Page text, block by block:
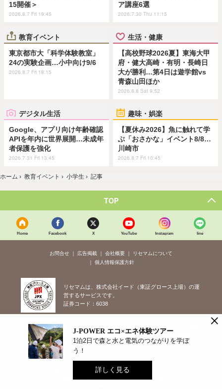
15開催＞
2026.8.7 Fri 19:45
ア講座6選
2026.7.30 Thu 11:15
教育イベント
東京都市大「科学体験教室」
24の実験企画…小中向け9/6
2026.8.7 Fri 18:15
生活・健康
【高校野球2026夏】東海大甲
府・健大高崎・有明・長崎日
大が勝利…第4日は遊学館vs
青森山田ほか
2026.8.8 Sat 9:52
デジタル生活
Google、アプリ向け年齢確認
APIを年内に世界展開…未成年
者保護を強化
2026.7.31 Fri 13:45
趣味・娯楽
【夏休み2026】魚に触れて学
ぶ「おさかな」イベント8/8…
川崎市
2026.8.7 Fri 10:45
ホーム › 教育イベント › 小学生 › 記事
TOP
Home Facebook X YouTube Instagram line
お問合せ 広告掲載 会社概要
リセマムについて
個人情報保護方針
リセマムは、株式会社イード（東証グロース上場）の運
営するサービスです。
証券コード：6038
株式会社イードは、個人情報の適切な取扱いを行う事業
者に対して付与されるプライバシーマークの付与認定を
受けています。
紹介した商品/サービスを購入、契約した場合に、
売上の一部が弊社サイトに還元されることがあります。
当サイトに掲載の記事・見出し・写真・画像の無断転載を禁じます。
×
J-POWER エコ×エネ体験ツアー
1泊2日で森と水と電気のつながりを学ぼ
う！
詳しく見る